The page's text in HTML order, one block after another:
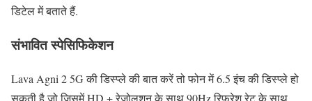
डिटेल में बताते हैं.
संभावित स्पेसिफिकेशन
Lava Agni 2 5G की डिस्प्ले की बात करें तो फोन में 6.5 इंच की डिस्प्ले हो
सकती है जो जिसमें HD + रेजोलूशन के साथ 90Hz रिफ्रेश रेट के साथ